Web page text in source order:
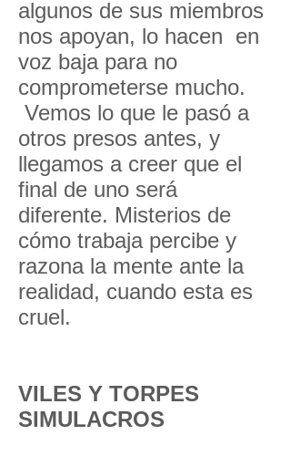
algunos de sus miembros
nos apoyan, lo hacen en
voz baja para no
comprometerse mucho.
Vemos lo que le pasó a
otros presos antes, y
llegamos a creer que el
final de uno será
diferente. Misterios de
cómo trabaja percibe y
razona la mente ante la
realidad, cuando esta es
cruel.
VILES Y TORPES
SIMULACROS